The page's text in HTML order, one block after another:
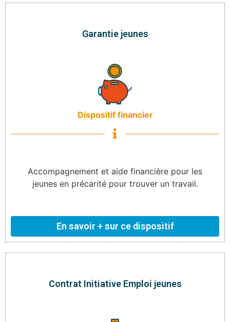
Garantie jeunes
Dispositif financier
Accompagnement et aide financière pour les
jeunes en précarité pour trouver un travail.
En savoir + sur ce dispositif
Contrat Initiative Emploi jeunes